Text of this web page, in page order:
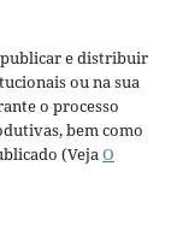
publicar e distribuir
ou na sua
o processo
bem como
(VejaO